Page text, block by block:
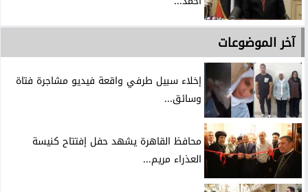
آخر الموضوعات
إخلاء سبيل طرفي واقعة فيديو مشاجرة فتاة
وسائق...
محافظ القاهرة يشهد حفل إفتتاح كنيسة
العذراء مريم...